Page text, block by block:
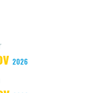
2026